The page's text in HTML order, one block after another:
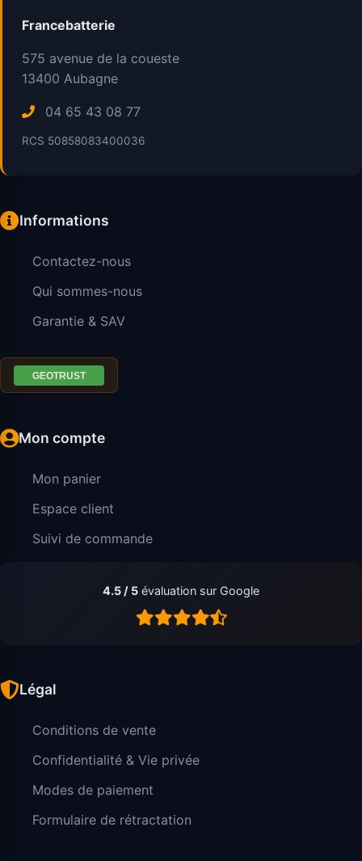
Francebatterie
575 avenue de la coueste
13400 Aubagne
04 65 43 08 77
RCS 50858083400036
Informations
Contactez-nous
Qui sommes-nous
Garantie & SAV
Mon compte
Mon panier
Espace client
Suivi de commande
4.5 / 5 évaluation sur Google
Légal
Conditions de vente
Confidentialité & Vie privée
Modes de paiement
Formulaire de rétractation